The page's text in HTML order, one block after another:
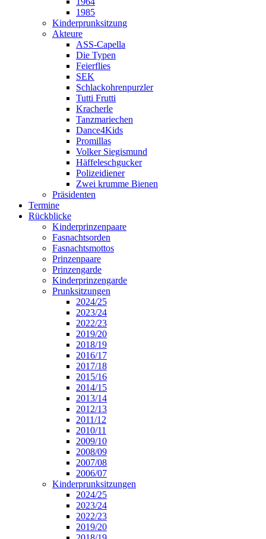
1985
Kinderprunksitzung
Akteure
ASS-Capella
Die Typen
Feierflies
SEK
Schlackohrenpurzler
Tutti Frutti
Kracherle
Tanzmariechen
Dance4Kids
Promillas
Volker Siegismund
Häffeleschgucker
Polizeidiener
Zwei krumme Bienen
Präsidenten
Termine
Rückblicke
Kinderprinzenpaare
Fasnachtsorden
Fasnachtsmottos
Prinzenpaare
Prinzengarde
Kinderprinzengarde
Prunksitzungen
2024/25
2023/24
2022/23
2019/20
2018/19
2016/17
2017/18
2015/16
2014/15
2013/14
2012/13
2011/12
2010/11
2009/10
2008/09
2007/08
2006/07
Kinderprunksitzungen
2024/25
2023/24
2022/23
2019/20